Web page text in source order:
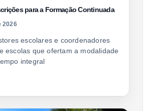
para a Formação Continuada
2026
escolares e coordenadores
escolas que ofertam a modalidade
integral